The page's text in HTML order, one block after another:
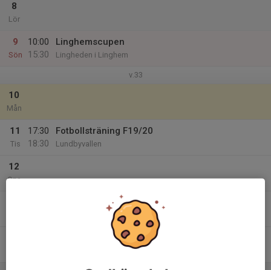
8
Lör
9
Sön
10:00
15:30
Linghemscupen
Lingheden i Linghem
v.33
10
Mån
11
Tis
17:30
18:30
Fotbollsträning F19/20
Lundbyvallen
12
Ons